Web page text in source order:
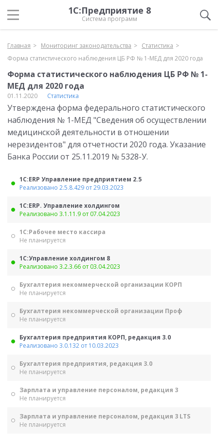
1С:Предприятие 8
Система программ
Главная Мониторинг законодательства
Статистика
Форма статистического наблюдения ЦБ РФ № 1-МЕД для 2020 года
Форма статистического наблюдения ЦБ РФ № 1-
МЕД для 2020 года
01.11.2020 Статистика
Утверждена форма федерального статистического
наблюдения № 1-МЕД "Сведения об осуществлении
медицинской деятельности в отношении
нерезидентов" для отчетности 2020 года. Указание
Банка России от 25.11.2019 № 5328-У.
1С:ERP Управление предприятием 2.5
Реализовано 2.5.8.429 от 29.03.2023
1С:ERP. Управление холдингом
Реализовано 3.1.11.9 от 07.04.2023
1С:Рабочее место кассира
Не планируется
1С:Управление холдингом 8
Реализовано 3.2.3.66 от 03.04.2023
Бухгалтерия некоммерческой организации КОРП
Не планируется
Бухгалтерия некоммерческой организации Проф
Не планируется
Бухгалтерия предприятия КОРП, редакция 3.0
Реализовано 3.0.132 от 10.03.2023
Бухгалтерия предприятия, редакция 3.0
Не планируется
Зарплата и управление персоналом, редакция 3
Не планируется
Зарплата и управление персоналом, редакция 3 LTS
Не планируется